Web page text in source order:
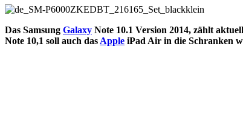
Das Samsung Galaxy Note 10.1 Version 2014, zählt
Note 10,1 soll auch das Apple iPad Air in die Schranken